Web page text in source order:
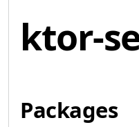
ktor-
Packages